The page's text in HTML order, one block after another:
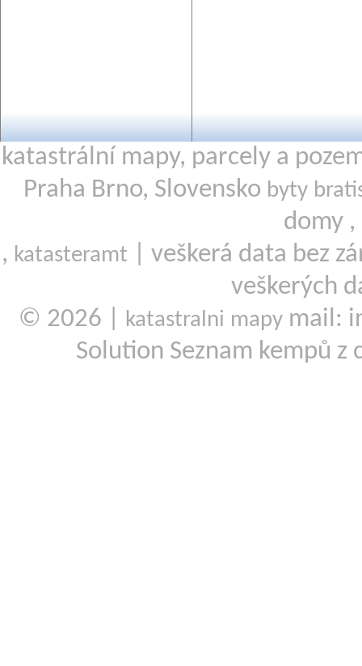
katastrální mapy, parcely a
Praha Brno, Slovensko byty
domy ,
, katasteramt
| veškerá data bez
veškerých
© 2026 |
katastralni mapy mail:
Solution Seznam kempů z